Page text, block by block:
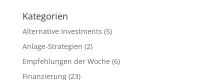
Kategorien
Alternative Investments (5)
Anlage-Strategien (2)
Empfehlungen der Woche (6)
Finanzierung(23)